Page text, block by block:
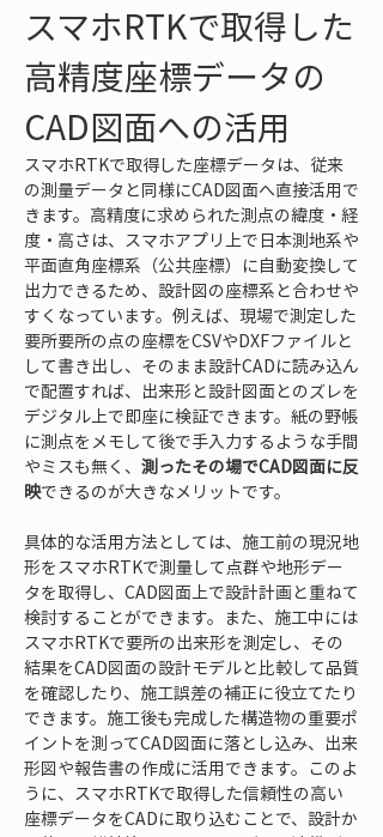
スマホRTKで取得した
高精度座標データの
CAD図面への活用
スマホRTKで取得した座標データは、従来
の測量データと同様にCAD図面へ直接活用で
きます。高精度に求められた測点の緯度・経
度・高さは、スマホアプリ上で日本測地系や
平面直角座標系（公共座標）に自動変換して
出力できるため、設計図の座標系と合わせや
すくなっています。例えば、現場で測定した
要所要所の点の座標をCSVやDXFファイルと
して書き出し、そのまま設計CADに読み込ん
で配置すれば、出来形と設計図面とのズレを
デジタル上で即座に検証できます。紙の野帳
に測点をメモして後で手入力するような手間
やミスも無く、 測ったその場でCAD図面に反
映できるのが大きなメリットです。
具体的な活用方法としては、施工前の現況地
形をスマホRTKで測量して点群や地形デー
タを取得し、CAD図面上で設計計画と重ねて
検討することができます。また、施工中には
スマホRTKで要所の出来形を測定し、その
結果をCAD図面の設計モデルと比較して品質
を確認したり、施工誤差の補正に役立てたり
できます。施工後も完成した構造物の重要ポ
イントを測ってCAD図面に落とし込み、出来
形図や報告書の作成に活用できます。このよ
うに、スマホRTKで取得した信頼性の高い
座標データをCADに取り込むことで、設計か